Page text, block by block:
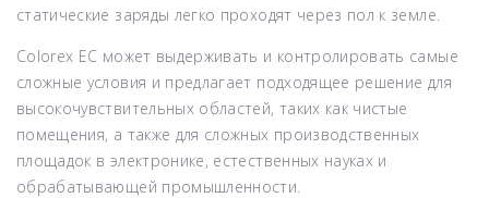
статические заряды легко проходят через пол к земле.
Colorex EC может выдерживать и контролировать самые
сложные условия и предлагает подходящее решение для
высокочувствительных областей, таких как чистые
помещения, а также для сложных производственных
площадок в электронике, естественных науках и
обрабатывающей промышленности.